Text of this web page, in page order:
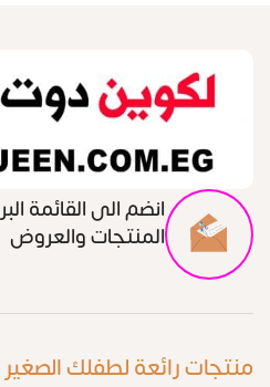
انضم الى القائمة
المنتجات والعروض
منتجات رائعة لطفلك الصغير